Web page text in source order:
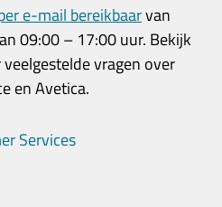
e-mail bereikbaarvan
09:00 – 17:00 uur. Bekijk
vragen over
en Avetica.
Services